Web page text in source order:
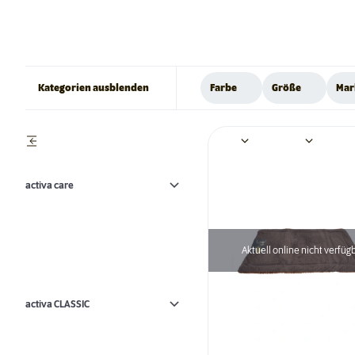
Kategorien ausblenden Farbe Größe
activa care
activa CLASSIC
Aktuell online nicht